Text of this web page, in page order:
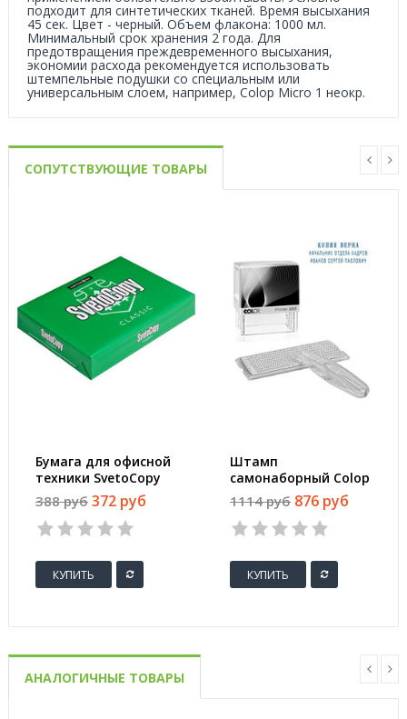
подходит для синтетических тканей. Время высыхания
45 сек. Цвет - черный. Объем флакона: 1000 мл.
Минимальный cрок хранения 2 года. Для
предотвращения преждевременного высыхания,
экономии расхода рекомендуется использовать
штемпельные подушки со специальным или
универсальным слоем, например, Colop Micro 1 неокр.
СОПУТСТВУЮЩИЕ ТОВАРЫ
Бумага для офисной
техники SvetoCopy
(A4, марка C, 80 г/
кв.м, 500 листов)
388 руб 372 руб
КУПИТЬ
Штамп
самонаборный Colop
Printer 20-3-Set
пластиковый с
персонализацией 3
1114 руб 876 руб
КУПИТЬ
АНАЛОГИЧНЫЕ ТОВАРЫ